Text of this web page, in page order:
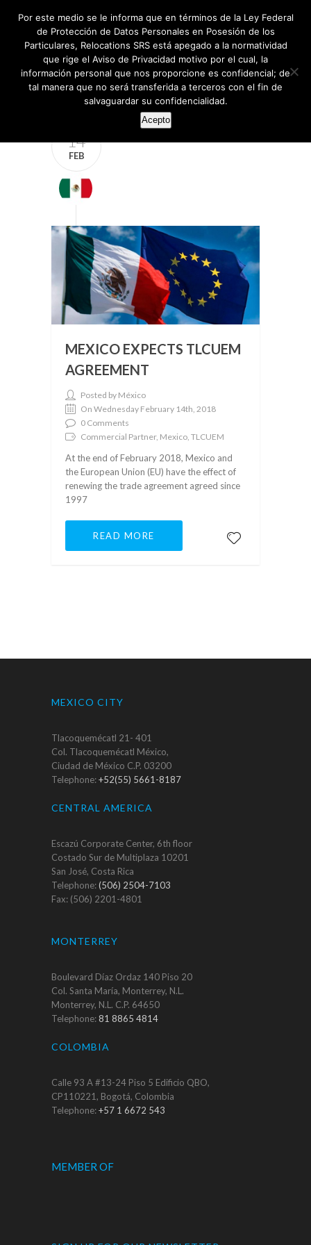
14
FEB
MEXICO EXPECTS TLCUEM
AGREEMENT
Posted by México
On Wednesday February 14th, 2018
0 Comments
Commercial Partner, Mexico, TLCUEM
At the end of February 2018, Mexico and
the European Union (EU) have the effect of
renewing the trade agreement agreed since
1997
READ MORE
MEXICO CITY
Tlacoquemécatl 21- 401
Col. Tlacoquemécatl México,
Ciudad de México C.P. 03200
Telephone:+52(55) 5661-8187
CENTRAL AMERICA
Escazú Corporate Center, 6th floor
Costado Sur de Multiplaza 10201
San José, Costa Rica
Telephone:(506) 2504-7103
Fax: (506) 2201-4801
MONTERREY
Boulevard Díaz Ordaz 140 Piso 20
Col. Santa María, Monterrey, N.L.
Monterrey, N.L. C.P. 64650
Telephone:81 8865 4814
COLOMBIA
Calle 93 A #13-24 Piso 5 Edificio QBO,
CP110221, Bogotá, Colombia
Telephone:+57 1 6672 543
MEMBER OF
Por este medio se le informa que en términos de la Ley Federal
de Protección de Datos Personales en Posesión de los
Particulares, Relocations SRS está apegado a la normatividad
que rige el Aviso de Privacidad motivo por el cual, la
información personal que nos proporcione es confidencial; de
tal manera que no será transferida a terceros con el fin de
salvaguardar su confidencialidad.
Acepto